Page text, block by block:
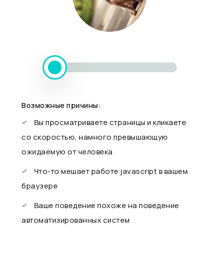
Возможные причины:
Вы просматриваете страницы и кликаете
со скоростью, намного превышающую
ожидаемую от человека
Что-то мешает работе javascript в вашем
браузере
Ваше поведение похоже на поведение
автоматизированных систем